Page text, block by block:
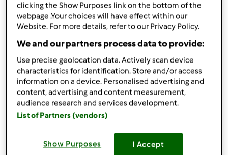
Góra strony
Zalogujlub zarejestruj sięaby dodawać
komentarze
Anonim
(niezweryfikowany)
clicking the Show Purposes link on the bottom of the
webpage .Your choices will have effect within our
Website. For more details, refer to our Privacy Policy.
We and our partners process data to provide:
Use precise geolocation data. Actively scan device
characteristics for identification. Store and/or access
information on a device. Personalised advertising and
content, advertising and content measurement,
audience research and services development.
List of Partners (vendors)
Show Purposes I Accept